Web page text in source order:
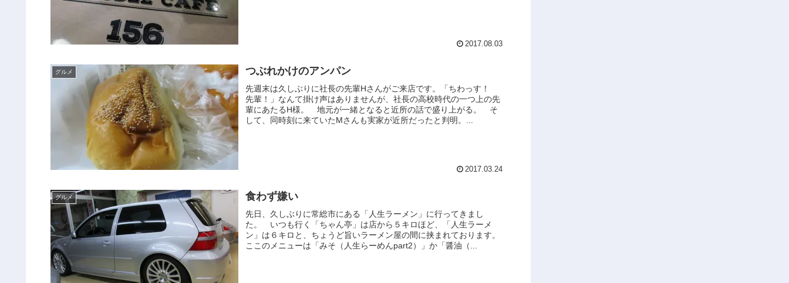
2017.08.03
グルメ つぶれかけのアンパン
先週末は久しぶりに社長の先輩Hさんがご来店です。「ちわっす！
先輩！」なんて掛け声はありませんが、社長の高校時代の一つ上の先
輩にあたるH様。 地元が一緒となると近所の話で盛り上がる。 そ
して、同時刻に来ていたMさんも実家が近所だったと判明。...
2017.03.24
グルメ 食わず嫌い
先日、久しぶりに常総市にある「人生ラーメン」に行ってきまし
た。 いつも行く「ちゃん亭」は店から５キロほど、「人生ラーメ
ン」は６キロと、ちょうど旨いラーメン屋の間に挟まれております。
ここのメニューは「みそ（人生らーめんpart2）」か「醤油（...